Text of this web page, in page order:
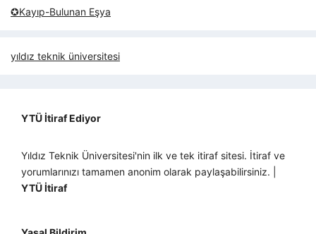
✪Kayıp-Bulunan Eşya
yıldız teknik üniversitesi
YTÜ İtiraf Ediyor
Yıldız Teknik Üniversitesi'nin ilk ve tek itiraf sitesi. İtiraf ve
yorumlarınızı tamamen anonim olarak paylaşabilirsiniz. |
YTÜ İtiraf